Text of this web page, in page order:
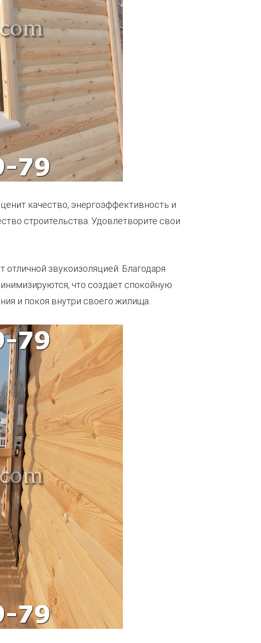
качество, энергоэффективность и
строительства. Удовлетворите свои
звукоизоляцией. Благодаря
что создает спокойную
и покоя внутри своего жилища.